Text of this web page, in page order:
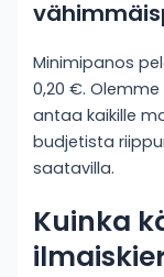
Minimipanos
0,20 €.
antaa kaikille
budjetista
saatavilla.
Kuinka